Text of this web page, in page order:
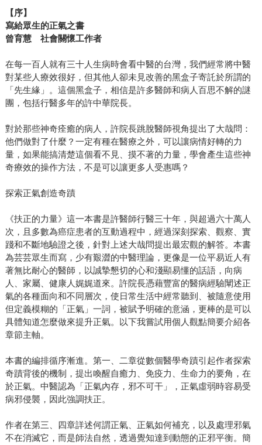
【序】
寫給眾生的正氣之書
曾育慧 社會關懷工作者
在每一百人就有三十人生病時會看中醫的台灣，我們經常將中醫
對某些人療效很好，但其他人卻未見改善的黑盒子寄託於所謂的
「先生緣」。這個黑盒子，相信是許多醫師和病人百思不解的謎
團，包括行醫多年的許中華院長。
對於那些神奇痊癒的病人，許院長跳脫醫師視角提出了大哉問：
他們做對了什麼？一定有種在醫療之外，可以讓病情好轉的力
量，如果能搞清楚這個看不見、摸不著的力量，學會產生這些神
奇療效的操作方法，不是可以讓更多人受惠嗎？
探索正氣創造奇蹟
《扶正的力量》這一本書是許醫師行醫三十年，與超過六十萬人
次，且多數為癌症患者的互動過程中，經過深刻探索、觀察、實
踐和不斷地驗證之後，針對上述大哉問提出最宏觀的解答。本書
為芸芸眾生而寫，少有艱澀的中醫理論，更像是一位平易近人有
著無比耐心的醫師，以誠摯懇切的心和淺顯易懂的話語，向病
人、家屬、健康人娓娓道來。許院長憑藉豐富的醫病經驗闡述正
氣的各種面向和不同層次，使日常生活中經常聽到、被隨意使用
但定義模糊的「正氣」一詞，被賦予明確的意涵，更棒的是可以
具體知道怎麼做來提升正氣。以下我嘗試用個人觀點簡要介紹各
章節主軸。
本書的編排循序漸進。第一、二章從數個醫學奇蹟引起作者探索
奇蹟背後的機制，提出喚醒自癒力、免疫力、生命力的要角，在
於正氣。中醫認為「正氣內存，邪不可干」，正氣虛弱時容易受
病邪侵襲，因此強調扶正。
作者在第三、四章詳述何謂正氣、正氣如何補充，以及處理邪氣
不在消滅它，而是師法自然，透過覺知達到動態的正邪平衡。簡